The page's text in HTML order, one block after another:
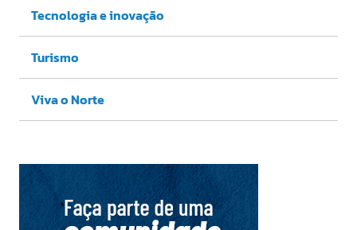
Tecnologia e inovação
Turismo
Viva o Norte